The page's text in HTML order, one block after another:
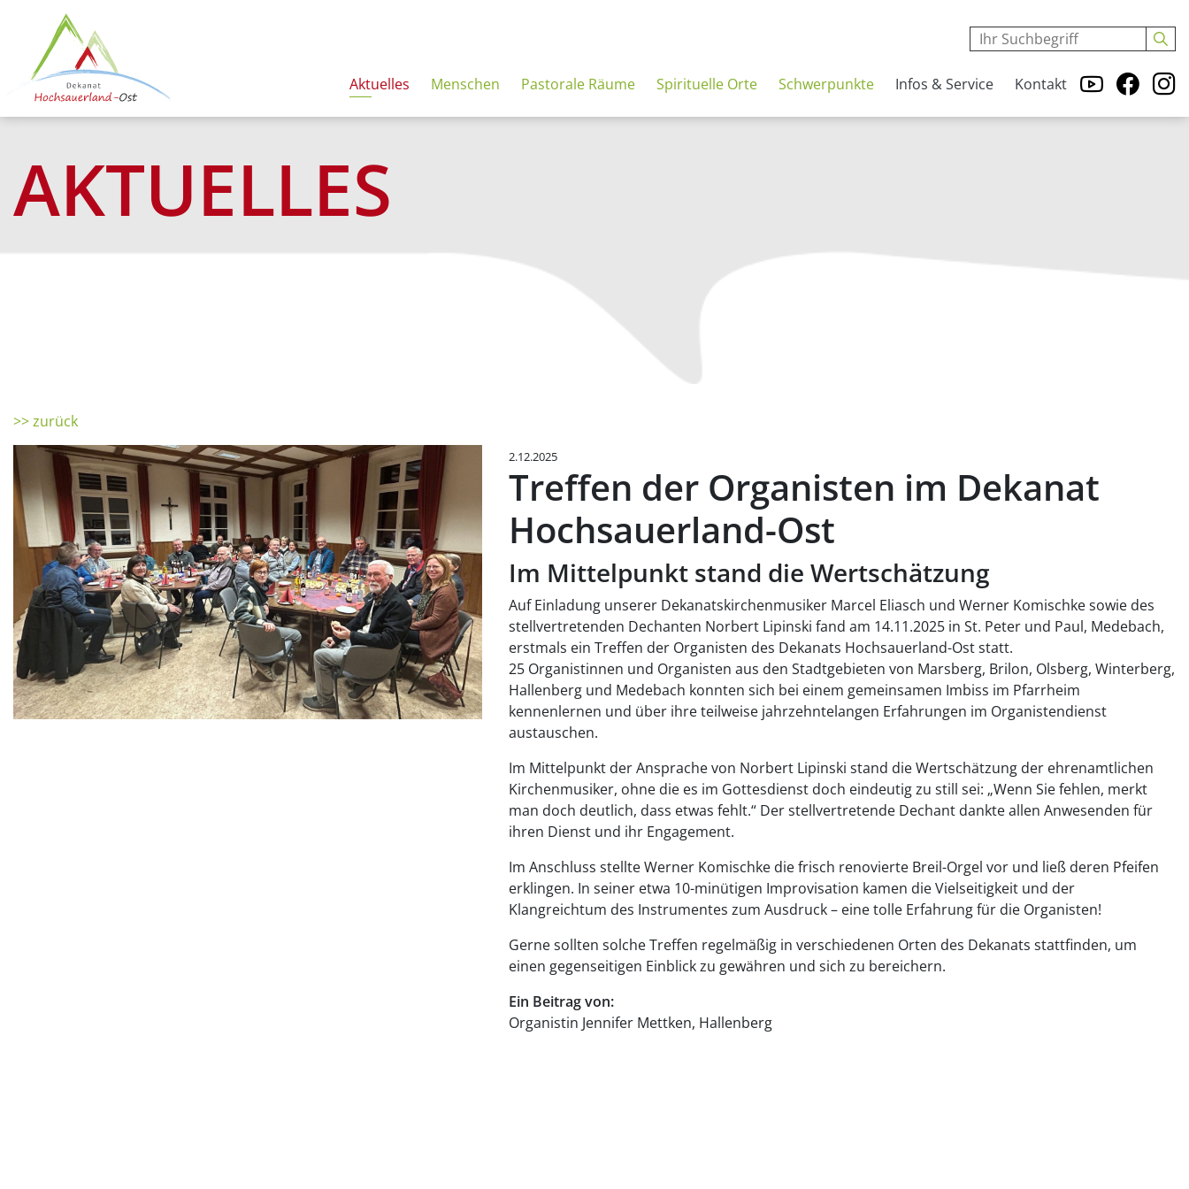
Aktuelles Menschen Pastorale Räume Spirituelle Orte Schwerpunkte Infos & Service Kontakt
AKTUELLES
>> zurück
2.12.2025
Treffen der Organisten im Dekanat
Hochsauerland-Ost
Im Mittelpunkt stand die Wertschätzung
Auf Einladung unserer Dekanatskirchenmusiker Marcel Eliasch und Werner Komischke sowie des
stellvertretenden Dechanten Norbert Lipinski fand am 14.11.2025 in St. Peter und Paul, Medebach,
erstmals ein Treffen der Organisten des Dekanats Hochsauerland-Ost statt.
25 Organistinnen und Organisten aus den Stadtgebieten von Marsberg, Brilon, Olsberg, Winterberg,
Hallenberg und Medebach konnten sich bei einem gemeinsamen Imbiss im Pfarrheim
kennenlernen und über ihre teilweise jahrzehntelangen Erfahrungen im Organistendienst
austauschen.
Im Mittelpunkt der Ansprache von Norbert Lipinski stand die Wertschätzung der ehrenamtlichen
Kirchenmusiker, ohne die es im Gottesdienst doch eindeutig zu still sei: „Wenn Sie fehlen, merkt
man doch deutlich, dass etwas fehlt.“ Der stellvertretende Dechant dankte allen Anwesenden für
ihren Dienst und ihr Engagement.
Im Anschluss stellte Werner Komischke die frisch renovierte Breil-Orgel vor und ließ deren Pfeifen
erklingen. In seiner etwa 10-minütigen Improvisation kamen die Vielseitigkeit und der
Klangreichtum des Instrumentes zum Ausdruck – eine tolle Erfahrung für die Organisten!
Gerne sollten solche Treffen regelmäßig in verschiedenen Orten des Dekanats stattfinden, um
einen gegenseitigen Einblick zu gewähren und sich zu bereichern.
Ein Beitrag von:
Organistin Jennifer Mettken, Hallenberg